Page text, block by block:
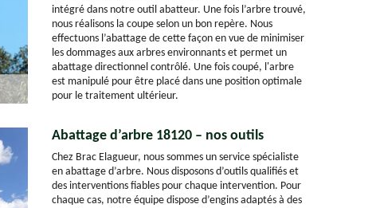
intégré dans notre outil abatteur. Une fois l’arbre trouvé,
nous réalisons la coupe selon un bon repère. Nous
effectuons l’abattage de cette façon en vue de minimiser
les dommages aux arbres environnants et permet un
abattage directionnel contrôlé. Une fois coupé, l'arbre
est manipulé pour être placé dans une position optimale
pour le traitement ultérieur.
Abattage d’arbre 18120 – nos outils
Chez Brac Elagueur, nous sommes un service spécialiste
en abattage d’arbre. Nous disposons d’outils qualifiés et
des interventions fiables pour chaque intervention. Pour
chaque cas, notre équipe dispose d’engins adaptés à des